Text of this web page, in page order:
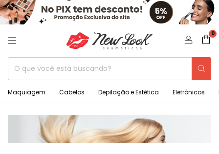
0
Maquiagem Cabelos Depilação e Estética Eletrônicos